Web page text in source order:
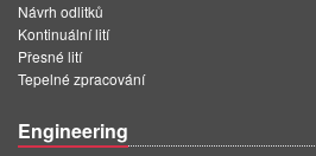
Návrh odlitků
Kontinuální lití
Přesné lití
Tepelné zpracování
Engineering